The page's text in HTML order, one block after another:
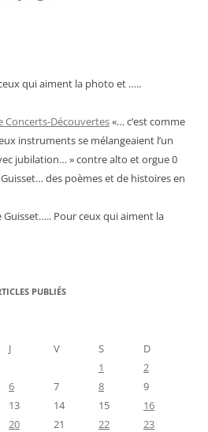
qui aiment la photo et …..
Concerts-Découvertes«… c’est comme
instruments se mélangeaient l’un
jubilation… » contre alto et orgue 0
des poèmes et de histoires en
Guisset….. Pour ceux qui aiment la
PUBLIÉS
J V S
D
1
2
6 7 8
9
13 14 15
16
20 21 22
23